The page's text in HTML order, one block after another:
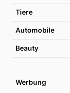
Tiere
Automobile
Beauty
Werbung